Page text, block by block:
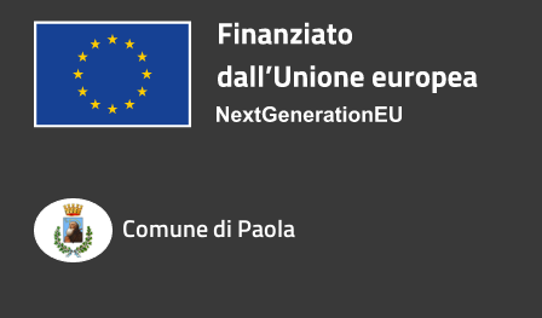
Comune di Paola